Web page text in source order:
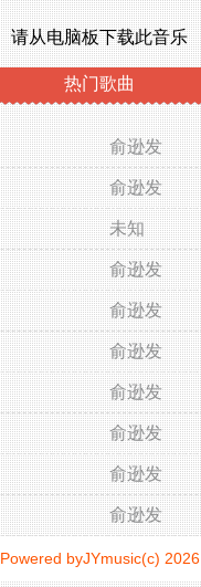
请从电脑板下载此音乐
热门歌曲
俞逊发
俞逊发
未知
俞逊发
俞逊发
俞逊发
俞逊发
俞逊发
俞逊发
俞逊发
Powered byJYmusic(c) 2026